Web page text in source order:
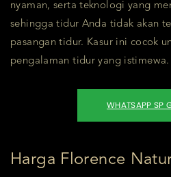
nyaman, serta teknologi yang
sehingga tidur Anda tidak akan
pasangan tidur. Kasur ini cocok
pengalaman tidur yang istimewa.
WHATSAPP SP
Harga Florence